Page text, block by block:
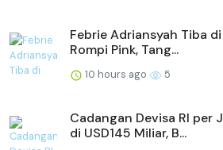
Febrie Adriansyah Tiba
Rompi Pink, Tang...
10 hours ago 5
Cadangan Devisa RI per
di USD145 Miliar, B...